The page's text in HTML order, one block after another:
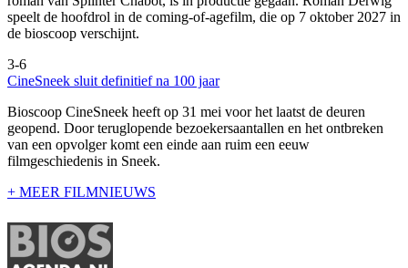
speelt de hoofdrol in de coming-of-agefilm, die op 7 oktober 2027 in
de bioscoop verschijnt.
3-6
CineSneek sluit definitief na 100 jaar
Bioscoop CineSneek heeft op 31 mei voor het laatst de deuren
geopend. Door teruglopende bezoekersaantallen en het ontbreken
van een opvolger komt een einde aan ruim een eeuw
filmgeschiedenis in Sneek.
+ MEER FILMNIEUWS